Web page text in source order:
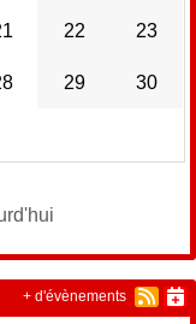
22 23
29 30
+ d'évènements